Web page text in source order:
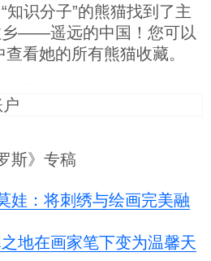
知识分子”的熊猫找到了主
乡——遥远的中国！您可以
查看她的所有熊猫收藏。
斯》专稿
娃：将刺绣与绘画完美融
地在画家笔下变为温馨天